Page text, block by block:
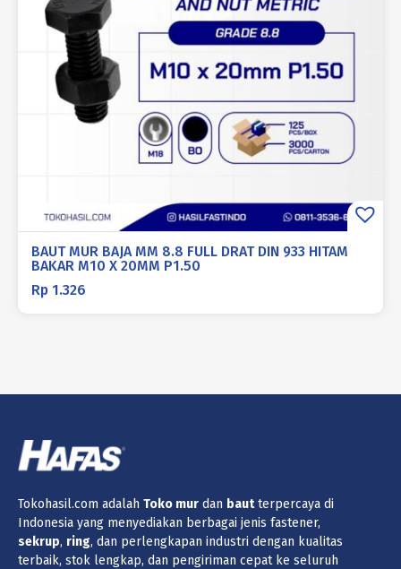
BAUT MUR BAJA MM 8.8 FULL DRAT DIN 933 HITAM
BAKAR M10 X 20MM P1.50
Rp 1.326
Tokohasil.com adalah Toko mur dan bautterpercaya di
Indonesia yang menyediakan berbagai jenis fastener,
sekrup, ring, dan perlengkapan industri dengan kualitas
terbaik, stok lengkap, dan pengiriman cepat ke seluruh